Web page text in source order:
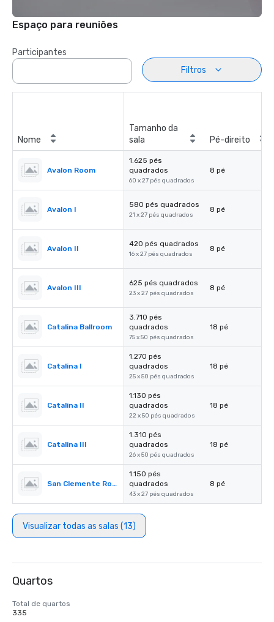
Espaço para reuniões
Participantes
Filtros
Nome
Tamanho da
sala
Pé-direito
Avalon Room
1.625 pés
quadrados
60 x 27 pés quadrados
8 pé
Avalon I
580 pés quadrados
21 x 27 pés quadrados
8 pé
Avalon II
420 pés quadrados
16 x 27 pés quadrados
8 pé
Avalon III
625 pés quadrados
23 x 27 pés quadrados
8 pé
Catalina Ballroom
3.710 pés
quadrados
75 x 50 pés quadrados
18 pé
Catalina I
1.270 pés
quadrados
25 x 50 pés quadrados
18 pé
Catalina II
1.130 pés
quadrados
22 x 50 pés quadrados
18 pé
Catalina III
1.310 pés
quadrados
26 x 50 pés quadrados
18 pé
San Clemente Room
1.150 pés
quadrados
43 x 27 pés quadrados
8 pé
Visualizar todas as salas (13)
Quartos
Total de quartos
335